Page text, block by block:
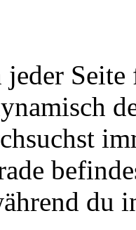
Seite
du